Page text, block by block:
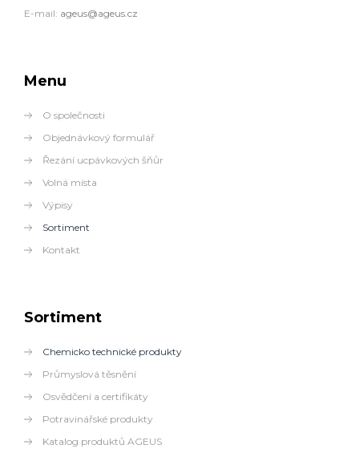
E-mail: ageus@ageus.cz
Menu
O společnosti
Objednávkový formulář
Řezání ucpávkových šňůr
Volná místa
Výpisy
Sortiment
Kontakt
Sortiment
Chemicko technické produkty
Průmyslová těsnění
Osvědčení a certifikáty
Potravinářské produkty
Katalog produktů AGEUS